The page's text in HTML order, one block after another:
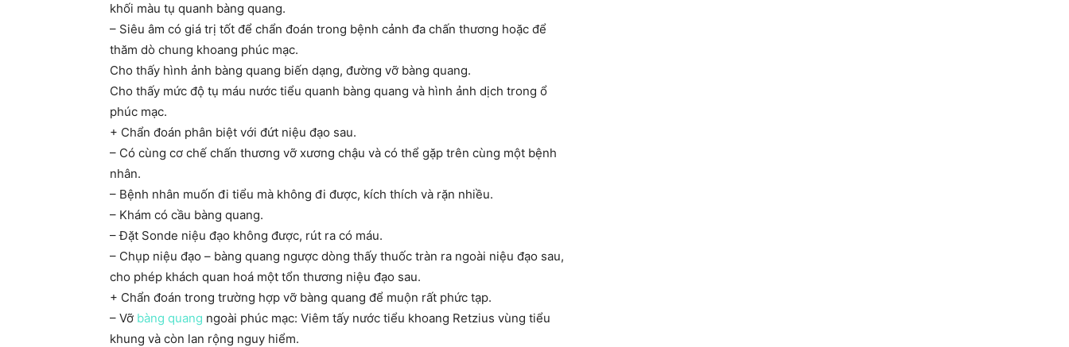
khối màu tụ quanh bàng quang.
– Siêu âm có giá trị tốt để chẩn đoán trong bệnh cảnh đa chấn thương hoặc để
thăm dò chung khoang phúc mạc.
Cho thấy hình ảnh bàng quang biến dạng, đường vỡ bàng quang.
Cho thấy mức độ tụ máu nước tiểu quanh bàng quang và hình ảnh dịch trong ổ
phúc mạc.
+ Chẩn đoán phân biệt với đứt niệu đạo sau.
– Có cùng cơ chế chấn thương vỡ xương chậu và có thể gặp trên cùng một bệnh
nhân.
– Bệnh nhân muốn đi tiểu mà không đi được, kích thích và rặn nhiều.
– Khám có cầu bàng quang.
– Đặt Sonde niệu đạo không được, rút ra có máu.
– Chụp niệu đạo – bàng quang ngược dòng thấy thuốc tràn ra ngoài niệu đạo sau,
cho phép khách quan hoá một tổn thương niệu đạo sau.
+ Chẩn đoán trong trường hợp vỡ bàng quang để muộn rất phức tạp.
– Vỡ bàng quang ngoài phúc mạc: Viêm tấy nước tiểu khoang Retzius vùng tiểu
khung và còn lan rộng nguy hiểm.